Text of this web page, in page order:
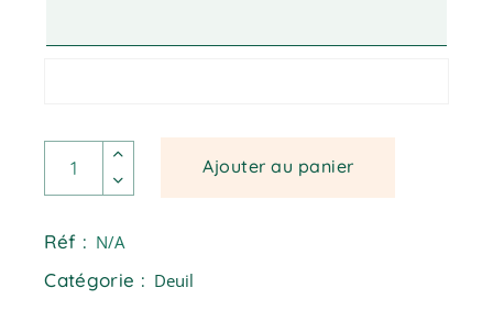
Ide - Fuseau de roses blanches quantité
Ajouter au panier
Réf : N/A
Catégorie : Deuil